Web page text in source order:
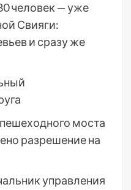
человек — уже
Свияги:
и сразу же
моста
разрешение на
управления